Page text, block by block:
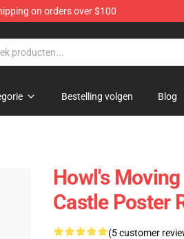
on orders over $100
Bestelling volgen Blog
Howl's
Castle Poster
(5 customer